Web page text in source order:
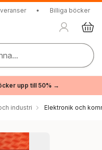
• Billiga böcker
upp till 50% →
industri Elektronik och